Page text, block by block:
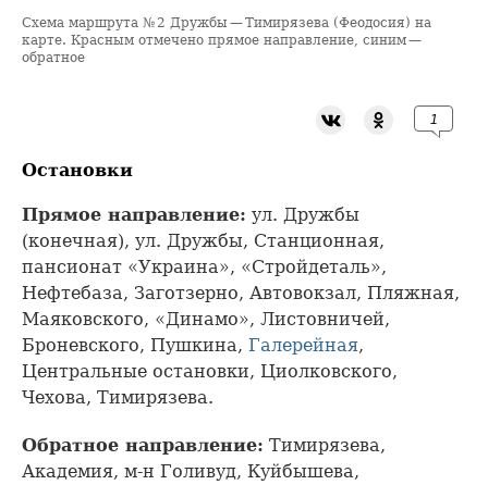
+
Схема маршрута № 2 Дружбы — Тимирязева (Феодосия) на
карте. Красным отмечено прямое направление, синим —
обратное
1
Остановки
Прямое направление: ул. Дружбы
(конечная), ул. Дружбы, Станционная,
пансионат «Украина», «Стройдеталь»,
Нефтебаза, Заготзерно, Автовокзал, Пляжная,
Маяковского, «Динамо», Листовничей,
Броневского, Пушкина, Галерейная,
Центральные остановки, Циолковского,
Чехова, Тимирязева.
Обратное направление: Тимирязева,
Академия, м-н Голивуд, Куйбышева,